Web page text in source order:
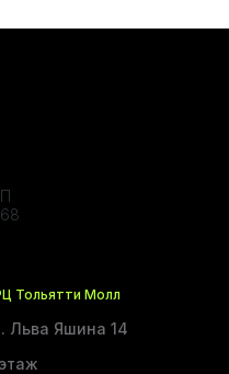
Тольятти Молл
Льва Яшина 14